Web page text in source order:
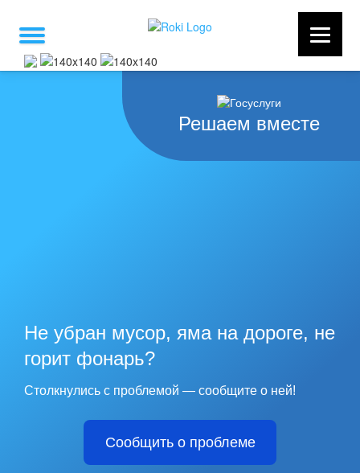
Решаем вместе
Не убран мусор, яма на дороге, не
горит фонарь?
Столкнулись с проблемой — сообщите о ней!
Сообщить о проблеме